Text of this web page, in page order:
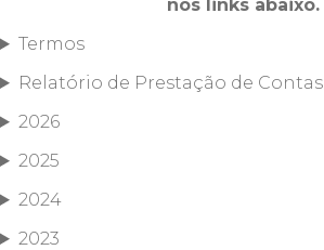
nos links abaixo.
Termos
Relatório de Prestação de Contas
2026
2025
2024
2023